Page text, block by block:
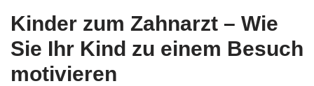
Kinder zum Zahnarzt – Wie
Sie Ihr Kind zu einem Besuch
motivieren